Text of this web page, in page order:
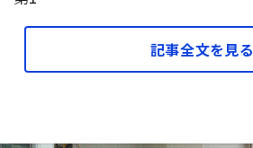
記事全文を見る